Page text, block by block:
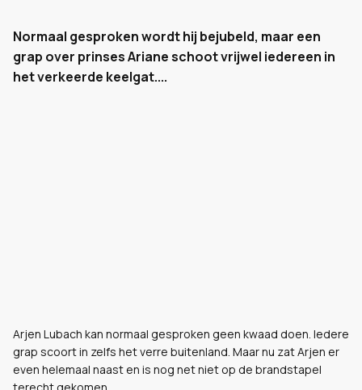
Normaal gesproken wordt hij bejubeld, maar een
grap over prinses Ariane schoot vrijwel iedereen in
het verkeerde keelgat....
Arjen Lubach kan normaal gesproken geen kwaad doen. Iedere
grap scoort in zelfs het verre buitenland. Maar nu zat Arjen er
even helemaal naast en is nog net niet op de brandstapel